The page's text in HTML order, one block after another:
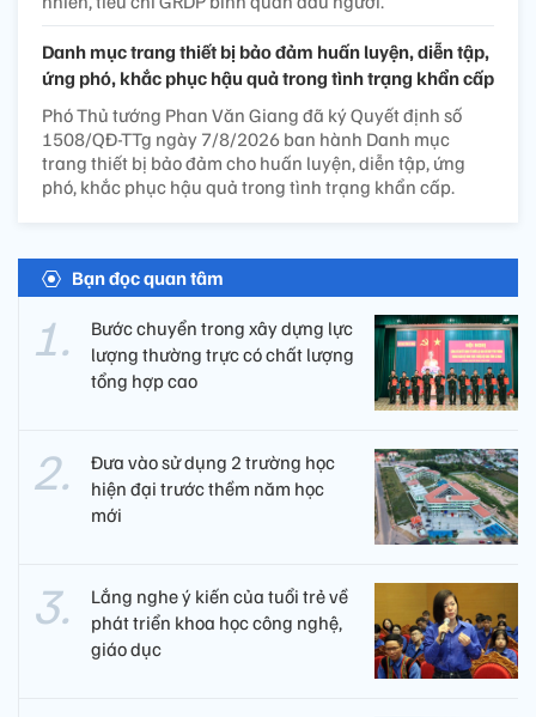
Danh mục trang thiết bị bảo đảm huấn luyện, diễn tập,
ứng phó, khắc phục hậu quả trong tình trạng khẩn cấp
Phó Thủ tướng Phan Văn Giang đã ký Quyết định số
1508/QĐ-TTg ngày 7/8/2026 ban hành Danh mục
trang thiết bị bảo đảm cho huấn luyện, diễn tập, ứng
phó, khắc phục hậu quả trong tình trạng khẩn cấp.
Bạn đọc quan tâm
Bước chuyển trong xây dựng lực
lượng thường trực có chất lượng
tổng hợp cao
Đưa vào sử dụng 2 trường học
hiện đại trước thềm năm học
mới
Lắng nghe ý kiến của tuổi trẻ về
phát triển khoa học công nghệ,
giáo dục